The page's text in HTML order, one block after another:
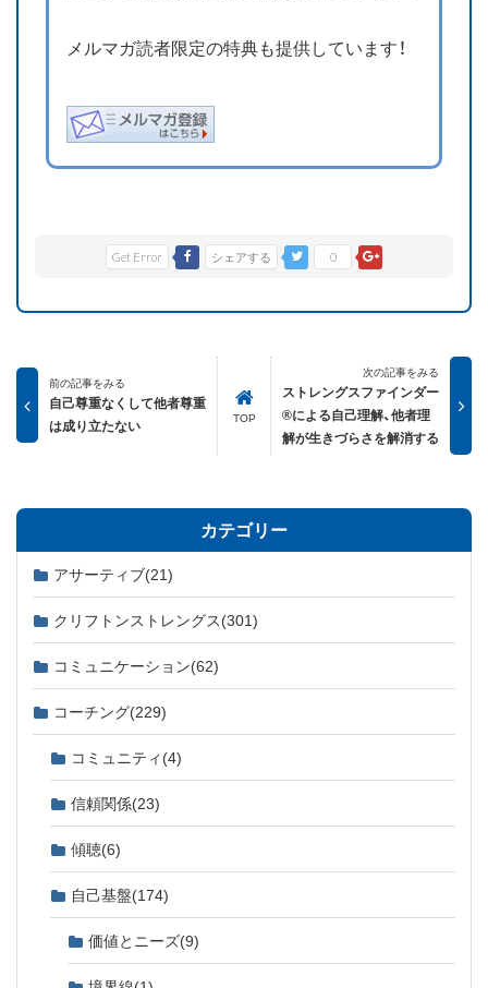
メルマガ読者限定の特典も提供しています！
Get Error シェアする 0
前の記事をみる
自己尊重なくして他者尊重
は成り立たない
TOP
次の記事をみる
ストレングスファインダー
®による自己理解、他者理
解が生きづらさを解消する
カテゴリー
アサーティブ(21)
クリフトンストレングス(301)
コミュニケーション(62)
コーチング(229)
コミュニティ (4)
信頼関係(23)
傾聴(6)
自己基盤(174)
価値とニーズ(9)